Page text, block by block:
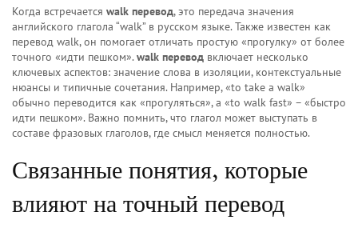
Когда встречается walk перевод,это передача значения
английского глагола “walk” в русском языке. Также известен как
перевод walk, он помогает отличать простую «прогулку» от более
точного «идти пешком». walk перевод включает несколько
ключевых аспектов: значение слова в изоляции, контекстуальные
нюансы и типичные сочетания. Например, «to take a walk»
обычно переводится как «прогуляться», а «to walk fast» – «быстро
идти пешком». Важно помнить, что глагол может выступать в
составе фразовых глаголов, где смысл меняется полностью.
Связанные понятия, которые
влияют на точный перевод